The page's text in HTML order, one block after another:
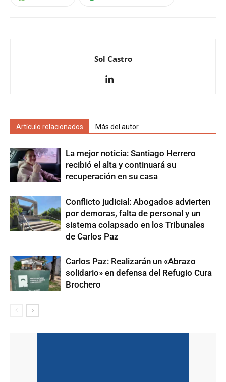
Sol Castro
Artículo relacionados Más del autor
La mejor noticia: Santiago Herrero
recibió el alta y continuará su
recuperación en su casa
Conflicto judicial: Abogados advierten
por demoras, falta de personal y un
sistema colapsado en los Tribunales
de Carlos Paz
Carlos Paz: Realizarán un «Abrazo
solidario» en defensa del Refugio Cura
Brochero